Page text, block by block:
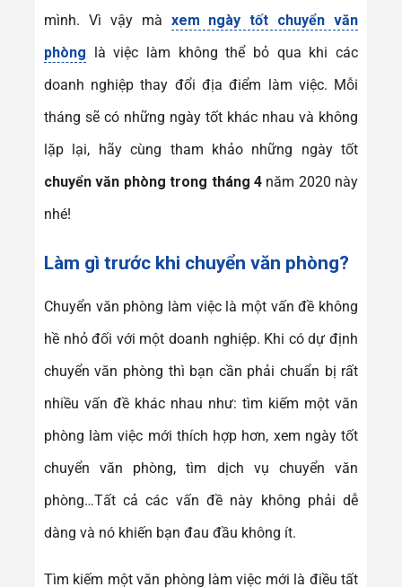
mình. Vì vậy mà xem ngày tốt chuyển văn
phòng là việc làm không thể bỏ qua khi các
doanh nghiệp thay đổi địa điểm làm việc. Mỗi
tháng sẽ có những ngày tốt khác nhau và không
lặp lại, hãy cùng tham khảo những ngày tốt
chuyển văn phòng trong tháng 4năm 2020 này
nhé!
Làm gì trước khi chuyển văn phòng?
Chuyển văn phòng làm việc là một vấn đề không
hề nhỏ đối với một doanh nghiệp. Khi có dự định
chuyển văn phòng thì bạn cần phải chuẩn bị rất
nhiều vấn đề khác nhau như: tìm kiếm một văn
phòng làm việc mới thích hợp hơn, xem ngày tốt
chuyển văn phòng, tìm dịch vụ chuyển văn
phòng…Tất cả các vấn đề này không phải dễ
dàng và nó khiến bạn đau đầu không ít.
Tìm kiếm một văn phòng làm việc mới là điều tất